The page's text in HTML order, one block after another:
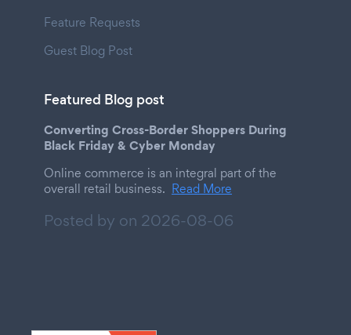
Feature Requests
Guest Blog Post
Featured Blog post
Converting Cross-Border Shoppers During
Black Friday & Cyber Monday
Online commerce is an integral part of the
overall retail business. Read More
Posted by on 2026-08-06